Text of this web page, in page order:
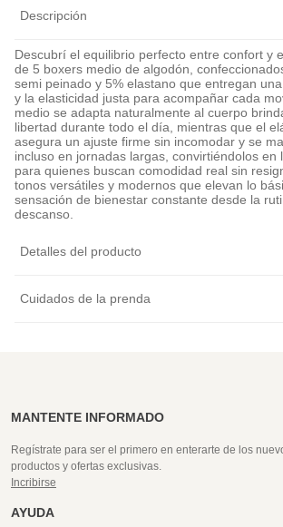
Descripción
Descubrí el equilibrio perfecto entre confort y
de 5 boxers medio de algodón,
semi peinado y 5% elastano que entregan
y la elasticidad justa para acompañar cada
medio se adapta naturalmente al cuerpo
libertad durante todo el día, mientras que el
asegura un ajuste firme sin incomodar y se
incluso en jornadas largas, convirtiéndolos en
para quienes buscan comodidad real sin
tonos versátiles y modernos que elevan lo
sensación de bienestar constante desde la
descanso.
Detalles del producto
Cuidados de la prenda
MANTENTE INFORMADO
Regístrate para ser el primero en enterarte de los
productos y ofertas exclusivas.
Incribirse
AYUDA